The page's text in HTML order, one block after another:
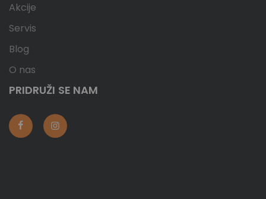
Akcije
Servis
Blog
O nas
PRIDRUŽI SE NAM